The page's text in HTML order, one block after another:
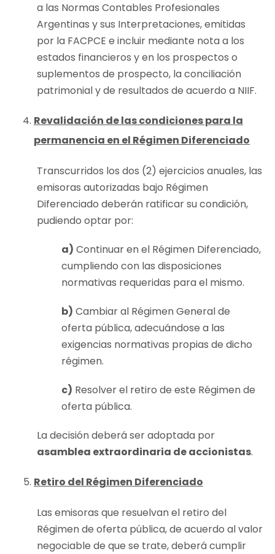
a las Normas Contables Profesionales
Argentinas y sus Interpretaciones, emitidas
por la FACPCE e incluir mediante nota a los
estados financieros y en los prospectos o
suplementos de prospecto, la conciliación
patrimonial y de resultados de acuerdo a NIIF.
Revalidación de las condiciones para la
permanencia en el Régimen Diferenciado
Transcurridos los dos (2) ejercicios anuales, las
emisoras autorizadas bajo Régimen
Diferenciado deberán ratificar su condición,
pudiendo optar por:
a) Continuar en el Régimen Diferenciado,
cumpliendo con las disposiciones
normativas requeridas para el mismo.
b) Cambiar al Régimen General de
oferta pública, adecuándose a las
exigencias normativas propias de dicho
régimen.
c) Resolver el retiro de este Régimen de
oferta pública.
La decisión deberá ser adoptada por
asamblea extraordinaria de accionistas.
Retiro del Régimen Diferenciado
Las emisoras que resuelvan el retiro del
Régimen de oferta pública, de acuerdo al valor
negociable de que se trate, deberá cumplir